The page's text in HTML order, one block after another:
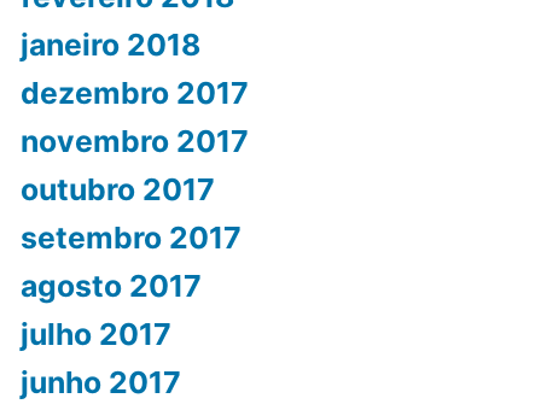
janeiro 2018
dezembro 2017
novembro 2017
outubro 2017
setembro 2017
agosto 2017
julho 2017
junho 2017